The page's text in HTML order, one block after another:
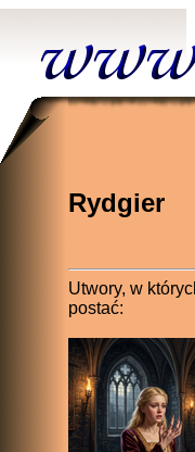
Rydgier
Utwory, w
postać: